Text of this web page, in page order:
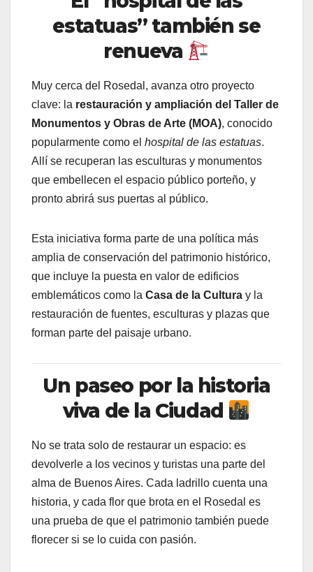
estatuas” también se
renueva
Muy cerca del Rosedal, avanza otro proyecto
clave: la restauración y ampliación del Taller de
Monumentos y Obras de Arte (MOA), conocido
popularmente como el hospital de las estatuas.
Allí se recuperan las esculturas y monumentos
que embellecen el espacio público porteño, y
pronto abrirá sus puertas al público.
Esta iniciativa forma parte de una política más
amplia de conservación del patrimonio histórico,
que incluye la puesta en valor de edificios
emblemáticos como la Casa de la Cultura y la
restauración de fuentes, esculturas y plazas que
forman parte del paisaje urbano.
Un paseo por la historia
viva de la Ciudad
No se trata solo de restaurar un espacio: es
devolverle a los vecinos y turistas una parte del
alma de Buenos Aires. Cada ladrillo cuenta una
historia, y cada flor que brota en el Rosedal es
una prueba de que el patrimonio también puede
florecer si se lo cuida con pasión.